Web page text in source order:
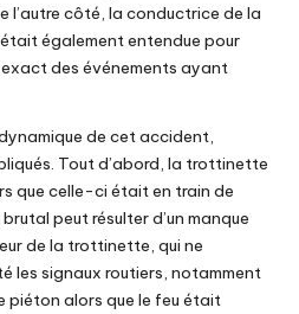
l’autre côté, la conductrice de la
également entendue pour
des événements ayant
de cet accident,
Tout d’abord, la trottinette
que celle-ci était en train de
brutal peut résulter d’un manque
de la trottinette, qui ne
les signaux routiers, notamment
piéton alors que le feu était